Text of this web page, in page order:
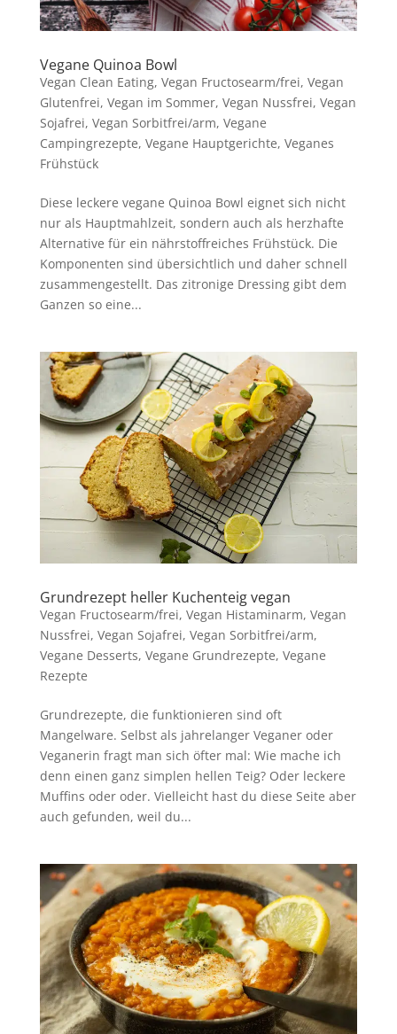
Vegane Quinoa Bowl
Vegan Clean Eating, Vegan Fructosearm/frei, Vegan
Glutenfrei, Vegan im Sommer, Vegan Nussfrei, Vegan
Sojafrei, Vegan Sorbitfrei/arm, Vegane
Campingrezepte, Vegane Hauptgerichte, Veganes
Frühstück
Diese leckere vegane Quinoa Bowl eignet sich nicht
nur als Hauptmahlzeit, sondern auch als herzhafte
Alternative für ein nährstoffreiches Frühstück. Die
Komponenten sind übersichtlich und daher schnell
zusammengestellt. Das zitronige Dressing gibt dem
Ganzen so eine...
Grundrezept heller Kuchenteig vegan
Vegan Fructosearm/frei, Vegan Histaminarm, Vegan
Nussfrei, Vegan Sojafrei, Vegan Sorbitfrei/arm,
Vegane Desserts, Vegane Grundrezepte, Vegane
Rezepte
Grundrezepte, die funktionieren sind oft
Mangelware. Selbst als jahrelanger Veganer oder
Veganerin fragt man sich öfter mal: Wie mache ich
denn einen ganz simplen hellen Teig? Oder leckere
Muffins oder oder. Vielleicht hast du diese Seite aber
auch gefunden, weil du...